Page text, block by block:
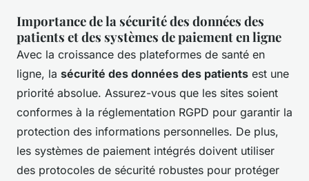
Importance de la sécurité des données des
patients et des systèmes de paiement en ligne
Avec la croissance des plateformes de santé en
ligne, la sécurité des données des patients est une
priorité absolue. Assurez-vous que les sites soient
conformes à la réglementation RGPD pour garantir la
protection des informations personnelles. De plus,
les systèmes de paiement intégrés doivent utiliser
des protocoles de sécurité robustes pour protéger